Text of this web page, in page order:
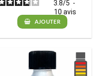
3.8/5 -
10 avis
AJOUTER